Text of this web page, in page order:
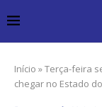
Início »Terça-feira
chegar no Estado